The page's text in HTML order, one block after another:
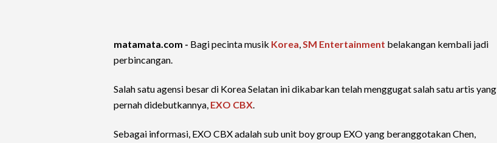
matamata.com - Bagi pecinta musik Korea,SM Entertainment belakangan kembali jadi
perbincangan.
Salah satu agensi besar di Korea Selatan ini dikabarkan telah menggugat salah satu artis yang
pernah didebutkannya, EXO CBX.
Sebagai informasi, EXO CBX adalah sub unit boy group EXO yang beranggotakan Chen,